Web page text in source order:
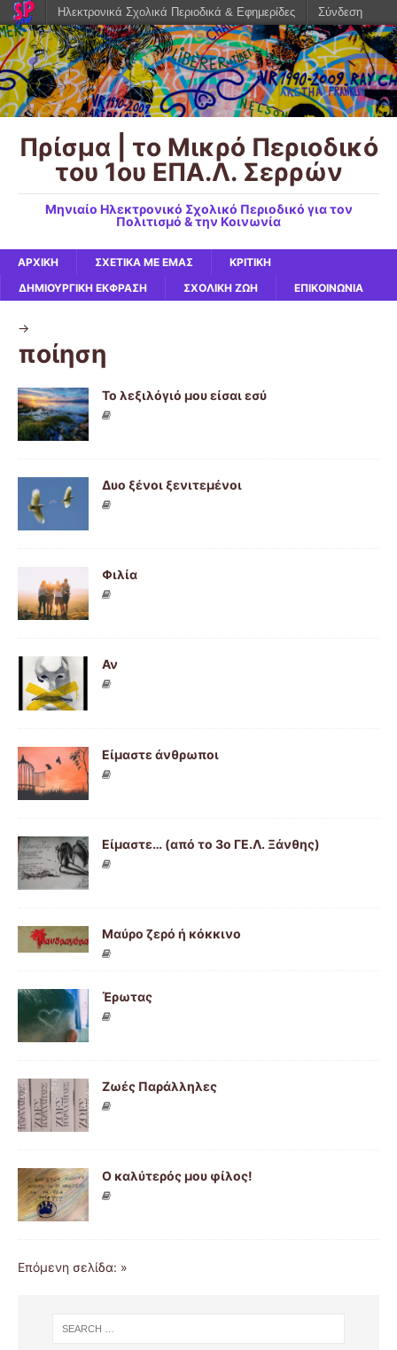
Πρίσμα | το Μικρό Περιοδικό
του 1ου ΕΠΑ.Λ. Σερρών
Μηνιαίο Ηλεκτρονικό Σχολικό Περιοδικό για τον
Πολιτισμό & την Κοινωνία
ΑΡΧΙΚΉ ΣΧΕΤΙΚΆ ΜΕ ΕΜΆΣ
ΚΡΙΤΙΚΉ
ΔΗΜΙΟΥΡΓΙΚΉ ΈΚΦΡΑΣΗ
ΣΧΟΛΙΚΉ ΖΩΉ ΕΠΙΚΟΙΝΩΝΙΑ
->
ποίηση
Το λεξιλόγιό μου είσαι εσύ
Δυο ξένοι ξενιτεμένοι
Φιλία
Αν
Είμαστε άνθρωποι
Είμαστε… (από το 3ο ΓΕ.Λ. Ξάνθης)
Μαύρο ζερό ή κόκκινο
Έρωτας
Ζωές Παράλληλες
Ο καλύτερός μου φίλος!
Επόμενη σελίδα: »
Ηλεκτρονικά Σχολικά Περιοδικά & Εφημερίδες Σύνδεση